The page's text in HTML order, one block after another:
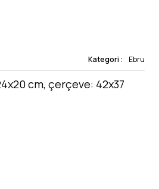
Kategori : Ebru
cm, çerçeve: 42x37